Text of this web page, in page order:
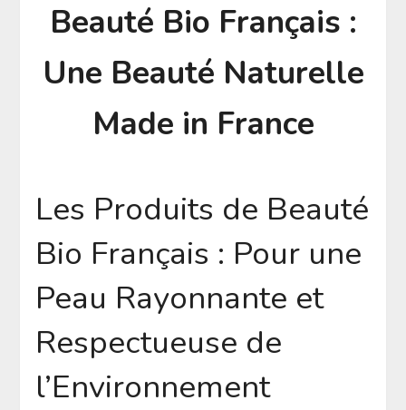
Beauté Bio Français :
Une Beauté Naturelle
Made in France
Les Produits de Beauté
Bio Français : Pour une
Peau Rayonnante et
Respectueuse de
l’Environnement